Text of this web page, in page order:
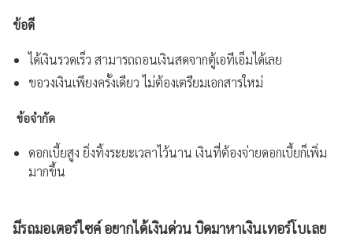
ข้อดี
ได้เงินรวดเร็ว สามารถถอนเงินสดจากตู้เอทีเอ็มได้เลย
ขอวงเงินเพียงครั้งเดียว ไม่ต้องเตรียมเอกสารใหม่
ข้อจำกัด
ดอกเบี้ยสูง ยิ่งทิ้งระยะเวลาไว้นาน เงินที่ต้องจ่ายดอกเบี้ยก็เพิ่ม
มากขึ้น
มีรถมอเตอร์ไซค์ อยากได้เงินด่วน บิดมาหาเงินเทอร์โบเลย